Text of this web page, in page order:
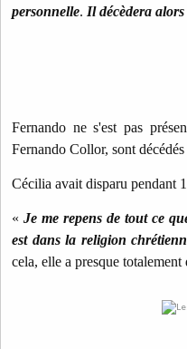
personnelle. Il décèdera
Fernando ne s'est pas
Fernando Collor, sont
Cécilia avait disparu pendant
« Je me repens de tout ce
est dans la religion
cela, elle a presque